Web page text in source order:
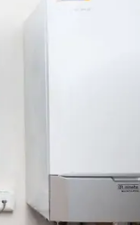
voor